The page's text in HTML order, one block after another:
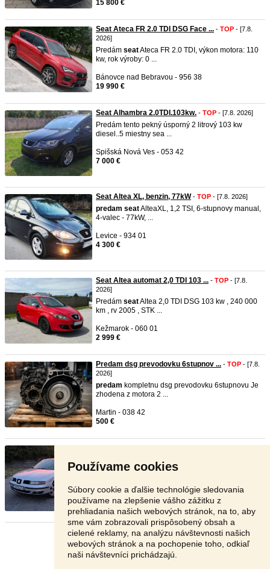
Používame cookies
Súbory cookie a ďalšie technológie sledovania
používame na zlepšenie vášho zážitku z
prehliadania našich webových stránok, na to, aby
sme vám zobrazovali prispôsobený obsah a
cielené reklamy, na analýzu návštevnosti našich
webových stránok a na pochopenie toho, odkiaľ
naši návštevníci prichádzajú.
15 800 €
Seat Ateca FR 2.0 TDI DSG Face ... - TOP - [7.8.
2026]
Predám seatAteca FR 2.0 TDI, výkon motora: 110
kw, rok výroby: 0 ...
Bánovce nad Bebravou - 956 38
19 990 €
Seat Alhambra 2.0TDI.103kw. - TOP - [7.8. 2026]
Predám tento pekný úsporný 2 litrový 103 kw
diesel..5 miestny sea ...
Spišská Nová Ves - 053 42
7 000 €
Seat Altea XL, benzin, 77kW- TOP - [7.8. 2026]
predam seatAlteaXL, 1,2 TSI, 6-stupnovy manual,
4-valec - 77kW, ...
Levice - 934 01
4 300 €
Seat Altea automat 2,0 TDI 103 ... - TOP - [7.8.
2026]
Predám seatAltea 2,0 TDI DSG 103 kw , 240 000
km , rv 2005 , STK ...
Kežmarok - 060 01
2 999 €
Predam dsg prevodovku 6stupnov ... - TOP - [7.8.
2026]
predam kompletnu dsg prevodovku 6stupnovu Je
zhodena z motora 2 ...
Martin - 038 42
500 €
Nová STK/EK - 5/2028, ideálny na stavbu / do
Levice - 934 01
1 350 €
Stránka: 1 2 3 Ďalšia